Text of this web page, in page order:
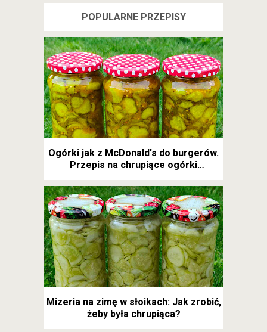
POPULARNE PRZEPISY
Ogórki jak z McDonald's do burgerów.
Przepis na chrupiące ogórki
Mizeria na zimę w słoikach: Jak zrobić,
żeby była chrupiąca?